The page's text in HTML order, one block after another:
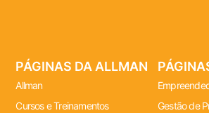
PÁGINAS DA ALLMAN
Allman
Cursos e Treinamentos
Gestão de